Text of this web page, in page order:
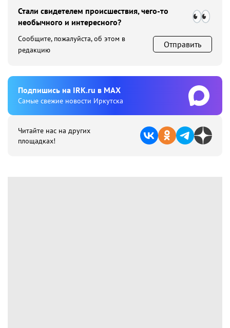
Стали свидетелем происшествия, чего-то
необычного и интересного?
Сообщите, пожалуйста, об этом в
редакцию
Отправить
Подпишиcь на IRK.ru в MAX
Cамые свежие новости Иркутска
Читайте нас на других
площадках!